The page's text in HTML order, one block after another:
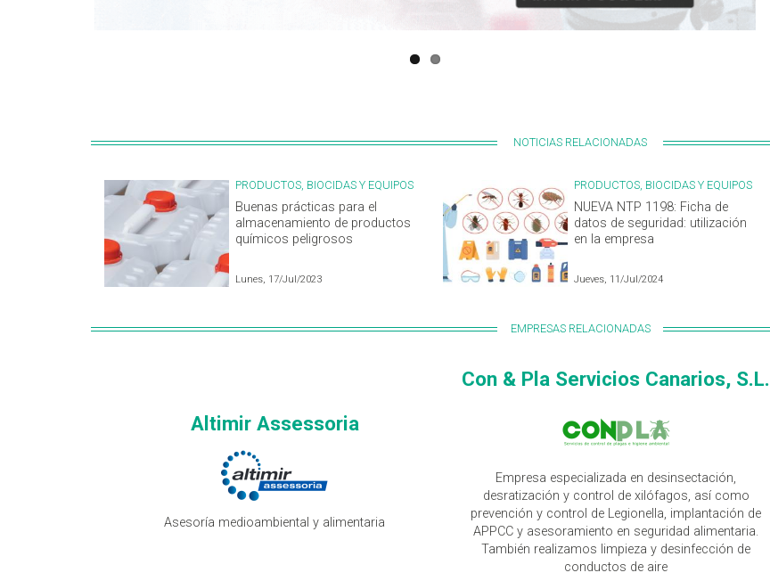
NOTICIAS RELACIONADAS
PRODUCTOS, BIOCIDAS Y EQUIPOS
Buenas prácticas para el
almacenamiento de productos
químicos peligrosos
Lunes, 17/Jul/2023
PRODUCTOS, BIOCIDAS Y EQUIPOS
NUEVA NTP 1198: Ficha de
datos de seguridad: utilización
en la empresa
Jueves, 11/Jul/2024
EMPRESAS RELACIONADAS
Altimir Assessoria
Asesoría medioambiental y alimentaria
Con & Pla Servicios Canarios, S.L.
Empresa especializada en desinsectación,
desratización y control de xilófagos, así como
prevención y control de Legionella, implantación de
APPCC y asesoramiento en seguridad alimentaria.
También realizamos limpieza y desinfección de
conductos de aire